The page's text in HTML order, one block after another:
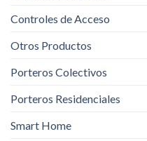
Controles de Acceso
Otros Productos
Porteros Colectivos
Porteros Residenciales
Smart Home